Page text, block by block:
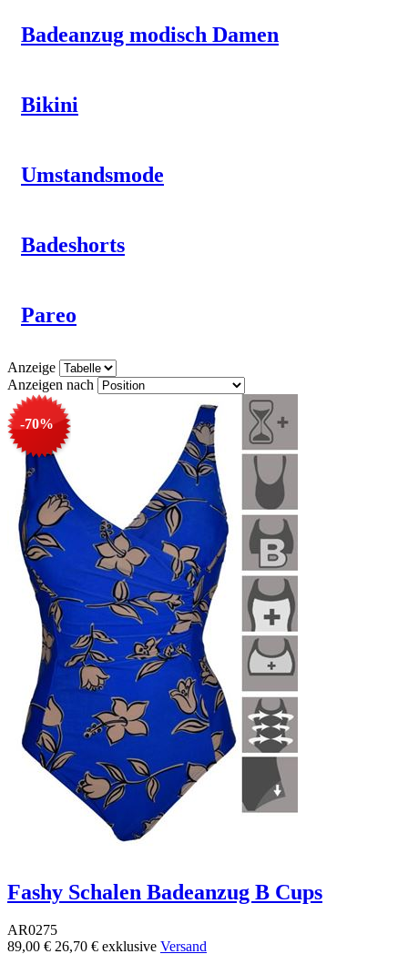
Badeanzug modisch Damen
Bikini
Umstandsmode
Badeshorts
Pareo
Anzeige
Anzeigen nach
-70%
Fashy Schalen Badeanzug B Cups
AR0275
89,00 € 26,70 € exklusive Versand